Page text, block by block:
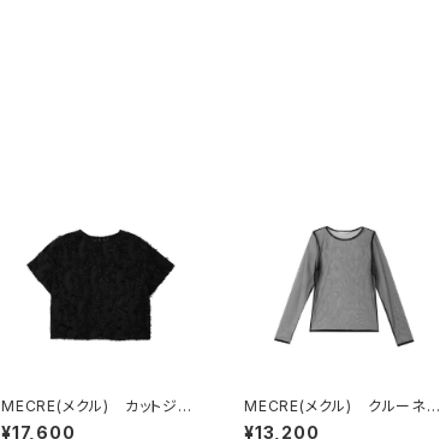
MECRE(メクル) カットジャ
ガードプルオーバー
¥17,600
MECRE(メクル) クルーネッ
クチュールプルオーバー
¥13,200